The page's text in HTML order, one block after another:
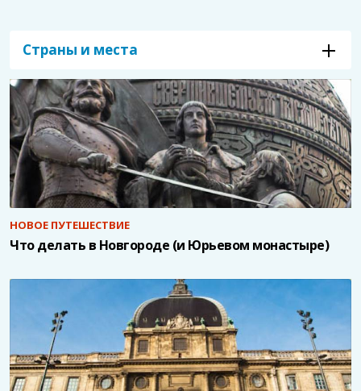
Страны и места
НОВОЕ ПУТЕШЕСТВИЕ
Что делать в Новгороде (и Юрьевом монастыре)